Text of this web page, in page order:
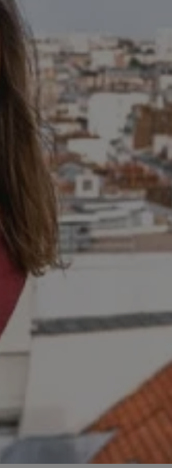
Targetowanie Funkcjonalność
podstawowych funkcji strony internetowej,
nie można prawidłowo korzystać ze strony
Okres
przechowywania
Opis
Ten plik cookie
Ten plik cookie
Ten plik cookie
29 minut 53
Ten plik cookie służy
to korzystne dla strony
umożliwia tworzenie
29 minut 55
Ten plik cookie służy
umożliwia tworzenie
korzystania z jej
4 tygodnie 2 dni
Ten plik cookie jest
Script.com do
aby baner cookie
Ten plik cookie
użytkownika oraz jego
prywatności podczas
wybory dotyczące
zgody, zapewniając ich
wizytach. Dzięki temu
konfigurować swoich
zgodność z regulacjami